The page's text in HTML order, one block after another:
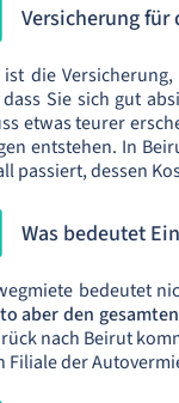
Versicherung
die
Sie sich gut
etwas teurer
entstehen. In
passiert, dessen
Was bedeutet
bedeutet
aber den
nach Beirut
Filiale der